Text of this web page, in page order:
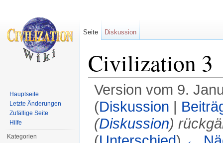
Civilization 3
Version vom 9.
(Diskussion |
(Diskussion)
Seite Diskussion
Hauptseite
Letzte Änderungen
Zufällige Seite
Hilfe
Kategorien